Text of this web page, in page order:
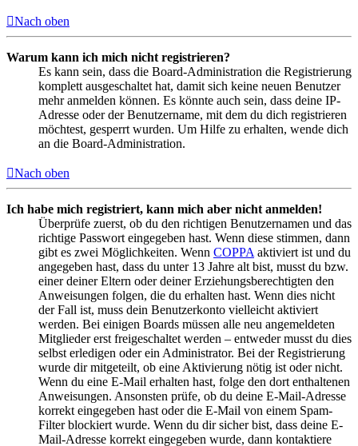
Nach oben
Warum kann ich mich nicht registrieren?
Es kann sein, dass die Board-Administration die Registrierung
komplett ausgeschaltet hat, damit sich keine neuen Benutzer
mehr anmelden können. Es könnte auch sein, dass deine IP-
Adresse oder der Benutzername, mit dem du dich registrieren
möchtest, gesperrt wurden. Um Hilfe zu erhalten, wende dich
an die Board-Administration.
Nach oben
Ich habe mich registriert, kann mich aber nicht anmelden!
Überprüfe zuerst, ob du den richtigen Benutzernamen und das
richtige Passwort eingegeben hast. Wenn diese stimmen, dann
gibt es zwei Möglichkeiten. Wenn COPPA aktiviert ist und du
angegeben hast, dass du unter 13 Jahre alt bist, musst du bzw.
einer deiner Eltern oder deiner Erziehungsberechtigten den
Anweisungen folgen, die du erhalten hast. Wenn dies nicht
der Fall ist, muss dein Benutzerkonto vielleicht aktiviert
werden. Bei einigen Boards müssen alle neu angemeldeten
Mitglieder erst freigeschaltet werden – entweder musst du dies
selbst erledigen oder ein Administrator. Bei der Registrierung
wurde dir mitgeteilt, ob eine Aktivierung nötig ist oder nicht.
Wenn du eine E-Mail erhalten hast, folge den dort enthaltenen
Anweisungen. Ansonsten prüfe, ob du deine E-Mail-Adresse
korrekt eingegeben hast oder die E-Mail von einem Spam-
Filter blockiert wurde. Wenn du dir sicher bist, dass deine E-
Mail-Adresse korrekt eingegeben wurde, dann kontaktiere